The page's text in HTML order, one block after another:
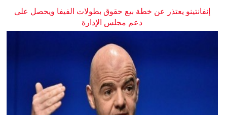
إنفانتينو يعتذر عن خطة بيع حقوق بطولات الفيفا ويحصل على
دعم مجلس الإدارة